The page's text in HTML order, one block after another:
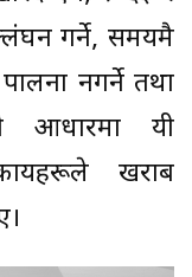
गर्ने, समयमै
नगर्ने तथा
आधारमा यी
खराब